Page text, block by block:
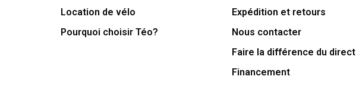
Location de vélo
Pourquoi choisir Téo?
Expédition et retours
Nous contacter
Faire la différence du direct
Financement